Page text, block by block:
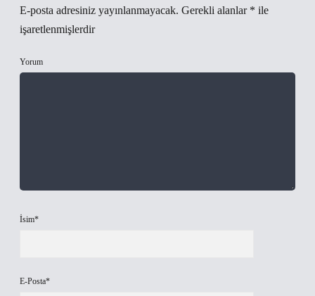
E-posta adresiniz yayınlanmayacak. Gerekli alanlar * ile
işaretlenmişlerdir
Yorum
İsim*
E-Posta*